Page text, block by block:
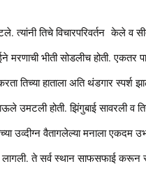
त्यांनी तिचे विचारपरिवर्तन केले व
मरणाची भीती सोडलीच होती. एकतर
तिच्या हाताला अति थंडगार स्पर्श
उमटली होती. झिंगुबाई सावरली व
उव्दीग्न वैतागलेल्या मनाला एकदम
लागली. ते सर्व स्थान साफसफाई